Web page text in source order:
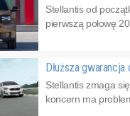
Stellantis od
pierwszą połowę
Dłuższa
Stellantis zmaga
koncern ma